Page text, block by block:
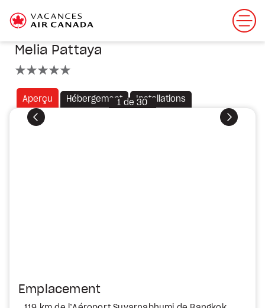
Melia Pattaya
Aperçu Hébergement Installations
Précédent Suivant
1 de30
Emplacement